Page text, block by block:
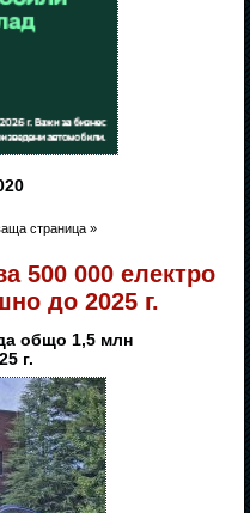
страница »
500 000 електро
до 2025 г.
общо 1,5 млн
г.